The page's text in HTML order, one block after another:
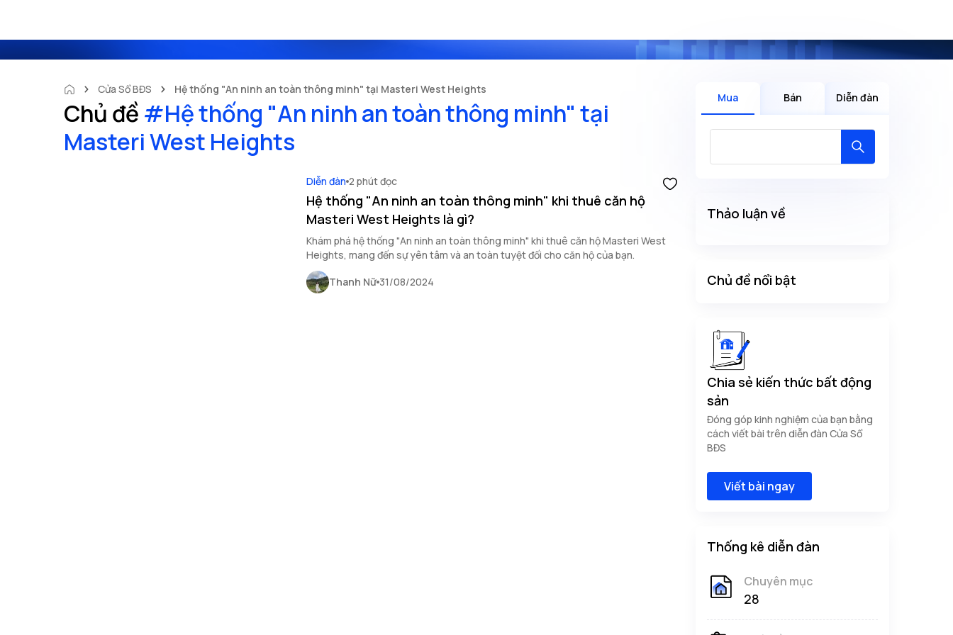
Cửa Sổ BĐS Hệ thống "An ninh an toàn thông minh" tại Masteri West Heights
Chủ đề #Hệ thống "An ninh an toàn thông minh" tại
Masteri West Heights
Diễn đàn 2 phút đọc
Hệ thống "An ninh an toàn thông minh" khi thuê căn hộ
Masteri West Heights là gì?
Khám phá hệ thống "An ninh an toàn thông minh" khi thuê căn hộ Masteri West
Heights, mang đến sự yên tâm và an toàn tuyệt đối cho căn hộ của bạn.
Thanh Nữ 31/08/2024
Mua Bán Diễn đàn
Thảo luận về
Chủ đề nổi bật
Chia sẻ kiến thức bất động
sản
Đóng góp kinh nghiệm của bạn bằng
cách viết bài trên diễn đàn Cửa Sổ
BĐS
Viết bài ngay
Thống kê diễn đàn
Chuyên mục
28